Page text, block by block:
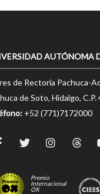
AUTÓNOMA
de Rectoría Pachuca-
de Soto, Hidalgo, C.P.
+52 (771)7172000
Premio
Internacional
OX